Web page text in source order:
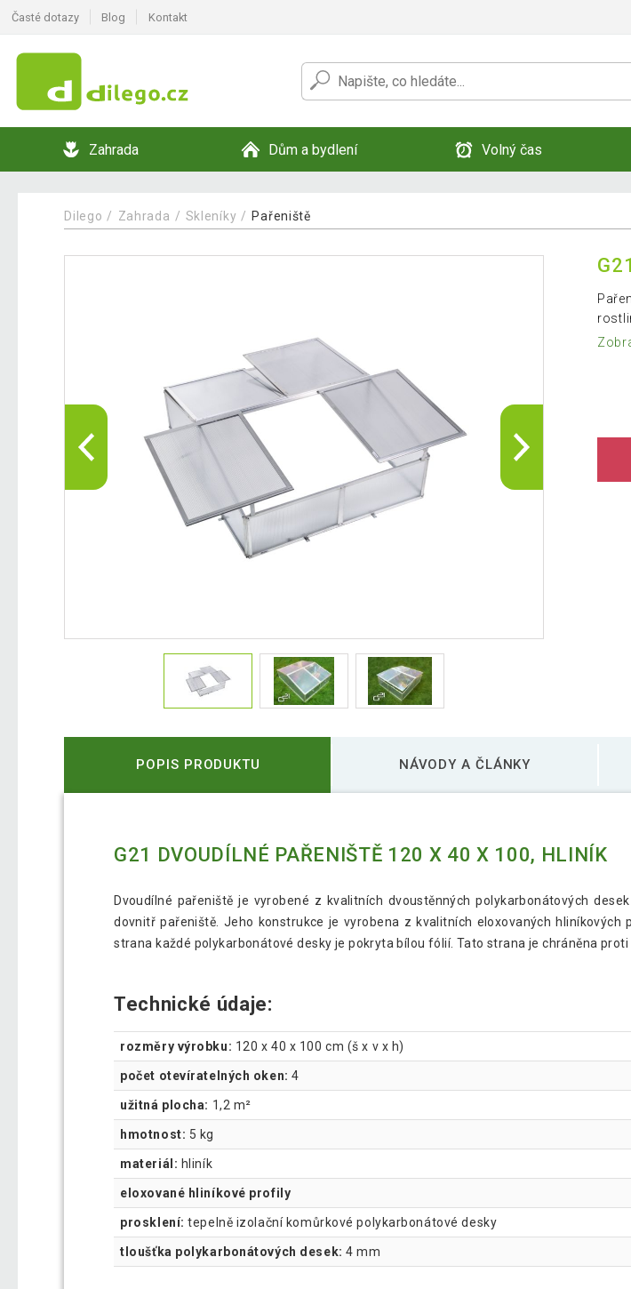
Časté dotazy Blog Kontakt
Zahrada Dům a bydlení Volný čas
Dilego Zahrada Skleníky Pařeniště
POPIS PRODUKTU NÁVODY A ČLÁNKY
G21 DVOUDÍLNÉ PAŘENIŠTĚ 120 X 40 X 100, HLINÍK
Dvoudílné pařeniště je vyrobené z kvalitních dvoustěnných polykarbonátových
dovnitř pařeniště. Jeho konstrukce je vyrobena z kvalitních eloxovaných
strana každé polykarbonátové desky je pokryta bílou fólií. Tato strana je chráněna
Technické údaje:
rozměry výrobku: 120 x 40 x 100 cm (š x v x h)
počet otevíratelných oken: 4
užitná plocha: 1,2 m²
hmotnost: 5 kg
materiál: hliník
eloxované hliníkové profily
prosklení: tepelně izolační komůrkové polykarbonátové desky
tloušťka polykarbonátových desek: 4 mm